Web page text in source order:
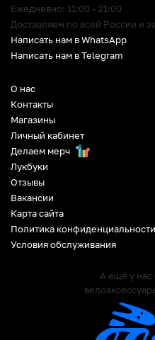
О нас
Контакты
Магазины
Личный кабинет
Делаем мерч
Лукбуки
Отзывы
Вакансии
Карта сайта
Политика конфиденциальности
Условия обслуживания
А ещё у нас
Ежедневно: 11:00 - 21:00
Доставляем по всей России и
Написать нам в WhatsApp
Написать нам в Telegram